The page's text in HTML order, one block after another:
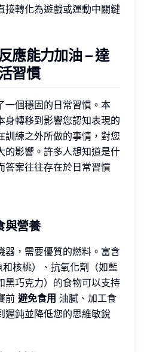
接轉化為遊戲或運動中關鍵
應能力加油 – 達
習慣
一個穩固的日常習慣。本
身轉移到影響您認知表現的
訓練之外所做的事情，對您
的影響。許多人想知道是什
答案往往存在於日常習慣
與營養
器，需要優質的燃料。富含
核桃）、抗氧化劑（如藍
黑巧克力）的食物可以支持
前 避免食用 油膩、加工食
遲鈍並降低您的思維敏銳